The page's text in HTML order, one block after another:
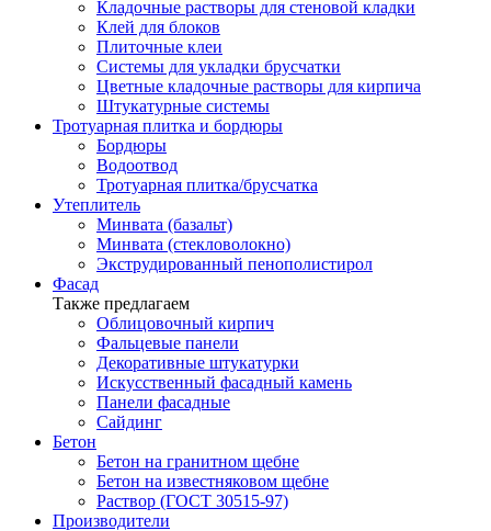
Кладочные растворы для стеновой кладки
Клей для блоков
Плиточные клеи
Системы для укладки брусчатки
Цветные кладочные растворы для кирпича
Штукатурные системы
Тротуарная плитка и бордюры
Бордюры
Водоотвод
Тротуарная плитка/брусчатка
Утеплитель
Минвата (базальт)
Минвата (стекловолокно)
Экструдированный пенополистирол
Фасад
Также предлагаем
Облицовочный кирпич
Фальцевые панели
Декоративные штукатурки
Искусственный фасадный камень
Панели фасадные
Сайдинг
Бетон
Бетон на гранитном щебне
Бетон на известняковом щебне
Раствор (ГОСТ 30515-97)
Производители